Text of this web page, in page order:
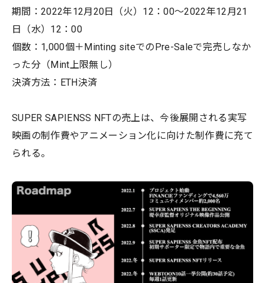
期間：2022年12月20日（火）12：00〜2022年12月21
日（水）12：00
個数：1,000個＋Minting siteでのPre-Saleで完売しなか
った分（Mint上限無し）
決済方法：ETH決済
SUPER SAPIENSS NFTの売上は、今後展開される実写
映画の制作費やアニメーション化に向けた制作費に充て
られる。